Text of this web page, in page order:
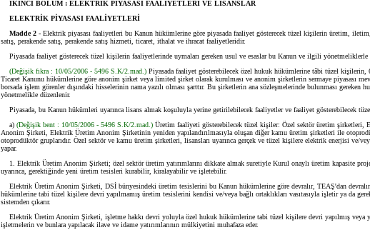
İKİNCİ BÖLÜM : ELEKTRİK PİYASASI FAALİYETLERİ VE LİSANSLAR
ELEKTRİK PİYASASI FAALİYETLERİ
Madde 2 - Elektrik piyasası faaliyetleri bu Kanun hükümlerine göre piyasada faaliyet gösterecek tüzel kişilerin üretim,
satış, perakende satış, perakende satış hizmeti, ticaret, ithalat ve ihracat faaliyetleridir.
Piyasada faaliyet gösterecek tüzel kişilerin faaliyetlerinde uymaları gereken usul ve esaslar bu Kanun ve ilgili yönetmeliklerle
(Değişik fıkra : 10/05/2006 - 5496 S.K/2.mad.) Piyasada faaliyet gösterebilecek özel hukuk hükümlerine tâbi tüzel kişilerin,
Ticaret Kanunu hükümlerine göre anonim şirket veya limited şirket olarak kurulması ve anonim şirketlerin sermaye piyasası
borsada işlem görenler dışındaki hisselerinin nama yazılı olması şarttır. Bu şirketlerin ana sözleşmelerinde bulunması gereken
yönetmelikle düzenlenir.
Piyasada, bu Kanun hükümleri uyarınca lisans almak koşuluyla yerine getirilebilecek faaliyetler ve faaliyet gösterebilecek
a) (Değişik bent : 10/05/2006 - 5496 S.K/2.mad.) Üretim faaliyeti gösterebilecek tüzel kişiler: Özel sektör üretim şirketleri,
Anonim Şirketi, Elektrik Üretim Anonim Şirketinin yeniden yapılandırılmasıyla oluşan diğer kamu üretim şirketleri ile
otoprodüktör gruplarıdır. Özel sektör ve kamu üretim şirketleri, lisansları uyarınca gerçek ve tüzel kişilere elektrik enerjisi ve/
yapar.
1. Elektrik Üretim Anonim Şirketi; özel sektör üretim yatırımlarını dikkate almak suretiyle Kurul onaylı üretim kapasite
uyarınca, gerektiğinde yeni üretim tesisleri kurabilir, kiralayabilir ve işletebilir.
Elektrik Üretim Anonim Şirketi, DSİ bünyesindeki üretim tesislerini bu Kanun hükümlerine göre devralır, TEAŞ'dan
hükümlerine tabi tüzel kişilere devri yapılmamış üretim tesislerini kendisi ve/veya bağlı ortaklıkları vasıtasıyla işletir ya da
sistemden çıkarır.
Elektrik Üretim Anonim Şirketi, işletme hakkı devri yoluyla özel hukuk hükümlerine tabi tüzel kişilere devri yapılmış veya
işletmelerin ve bunlara yapılacak ilave ve idame yatırımlarının mülkiyetini muhafaza eder.